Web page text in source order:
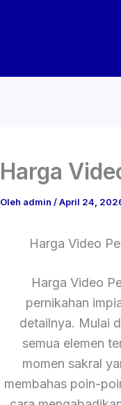
Harga
Oleh admin /April 24,
Harga Video
Harga Video
pernikahan
detailnya. Mulai
semua elemen
momen sakral
membahas poin-